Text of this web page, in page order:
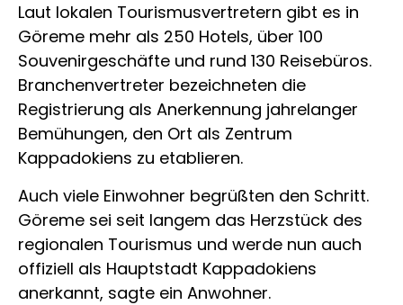
Laut lokalen Tourismusvertretern gibt es in
Göreme mehr als 250 Hotels, über 100
Souvenirgeschäfte und rund 130 Reisebüros.
Branchenvertreter bezeichneten die
Registrierung als Anerkennung jahrelanger
Bemühungen, den Ort als Zentrum
Kappadokiens zu etablieren.
Auch viele Einwohner begrüßten den Schritt.
Göreme sei seit langem das Herzstück des
regionalen Tourismus und werde nun auch
offiziell als Hauptstadt Kappadokiens
anerkannt, sagte ein Anwohner.